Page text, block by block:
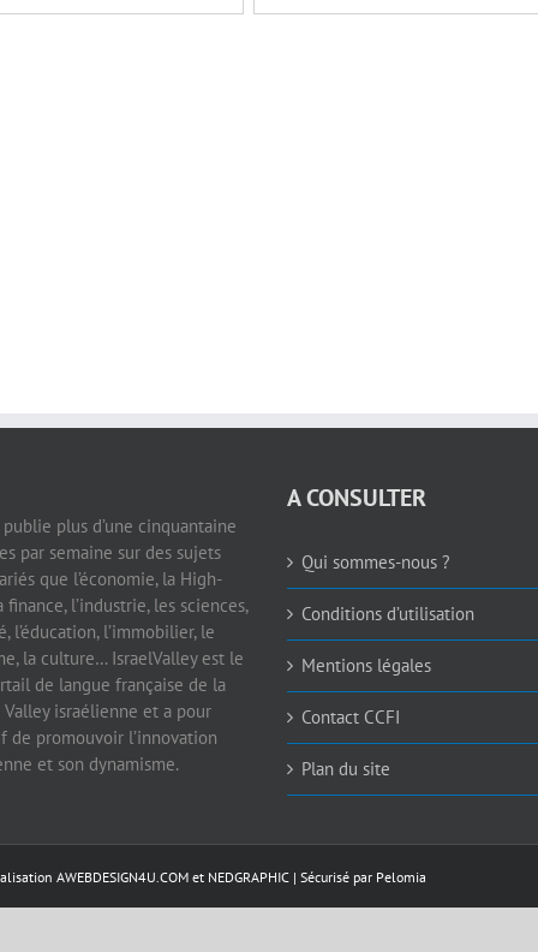
plus d’une cinquantaine
par semaine sur des sujets
que l’économie, la High-
finance, l’industrie, les sciences,
l’éducation, l’immobilier, le
la culture… IsraelValley est le
de langue française de la
israélienne et a pour
de promouvoir l’innovation
et son dynamisme.
A CONSULTER
Qui sommes-nous ?
Conditions d’utilisation
Mentions légales
Contact CCFI
Plan du site
AWEBDESIGN4U.COM et NEDGRAPHIC | Sécurisé par Pelomia